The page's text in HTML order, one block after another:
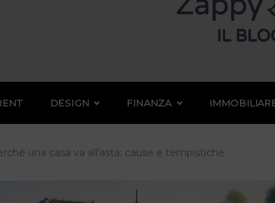
DESIGN FINANZA
una casa va all’asta: cause e tempistiche